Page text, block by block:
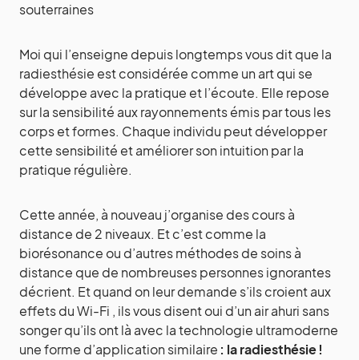
souterraines
Moi qui l’enseigne depuis longtemps vous dit que la
radiesthésie est considérée comme un art qui se
développe avec la pratique et l’écoute. Elle repose
sur la sensibilité aux rayonnements émis par tous les
corps et formes. Chaque individu peut développer
cette sensibilité et améliorer son intuition par la
pratique régulière.
Cette année, à nouveau j’organise des cours à
distance de 2 niveaux. Et c’est comme la
biorésonance ou d’autres méthodes de soins à
distance que de nombreuses personnes ignorantes
décrient. Et quand on leur demande s’ils croient aux
effets du Wi-Fi , ils vous disent oui d’un air ahuri sans
songer qu’ils ont là avec la technologie ultramoderne
une forme d’application similaire : la radiesthésie !